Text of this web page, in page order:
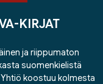
KIRJAT
ja riippumaton
suomenkielistä
koostuu kolmesta